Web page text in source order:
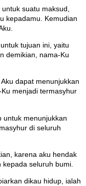
suatu maksud,
kepadamu. Kemudian
tujuan ini, yaitu
demikian, nama-Ku
dapat menunjukkan
menjadi termasyhur
untuk menunjukkan
di seluruh
karena aku hendak
seluruh bumi.
dikau hidup, ialah